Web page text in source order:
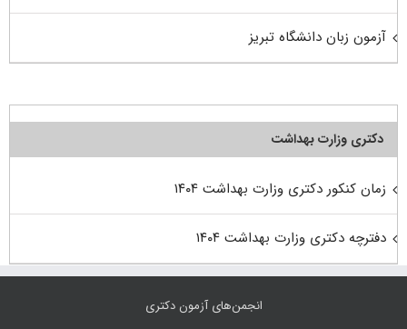
آزمون زبان دانشگاه تبریز
دکتری وزارت بهداشت
زمان کنکور دکتری وزارت بهداشت ۱۴۰۴
دفترچه دکتری وزارت بهداشت ۱۴۰۴
انجمن‌های آزمون دکتری